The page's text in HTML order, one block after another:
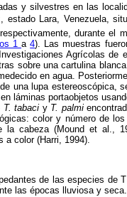
y silvestres en las
Lara, Venezuela,
durante el
1a4). Las muestras
Agrícolas de
sobre una cartulina
en agua.
una lupa estereoscópica,
láminas portaobjetos
T. tabaci y T. palmi
color y número de los
cabeza (Mound et al.,
color (Harri, 1994).
de las especies de
las épocas lluviosa y seca.